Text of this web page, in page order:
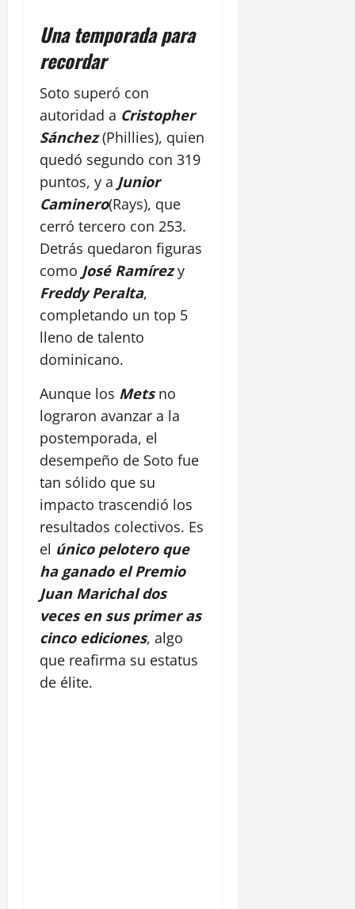
Una temporada para
recordar
Soto superó con
autoridad a Cristopher
Sánchez(Phillies), quien
quedó segundo con 319
puntos, y a Junior
Caminero(Rays), que
cerró tercero con 253.
Detrás quedaron figuras
como José Ramírezy
Freddy Peralta,
completando un top 5
lleno de talento
dominicano.
Aunque los Metsno
lograron avanzar a la
postemporada, el
desempeño de Soto fue
tan sólido que su
impacto trascendió los
resultados colectivos. Es
el único pelotero que
ha ganado el Premio
Juan Marichal dos
veces en sus primer as
cinco ediciones, algo
que reafirma su estatus
de élite.